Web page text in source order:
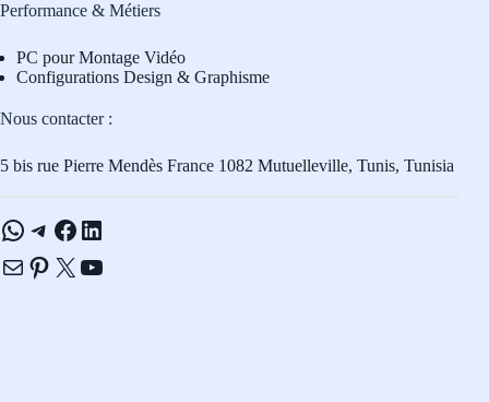
Performance & Métiers
PC pour Montage Vidéo
Configurations Design & Graphisme
Nous contacter :
5 bis rue Pierre Mendès France 1082 Mutuelleville, Tunis, Tunisia
WhatsApp
Telegram
Facebook
LinkedIn
E-mailPinterest
X YouTube